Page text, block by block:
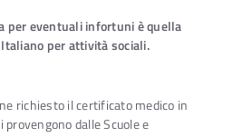
per eventuali infortuni è quella
per attività sociali.
richiesto il certificato medico in
dalle Scuole e